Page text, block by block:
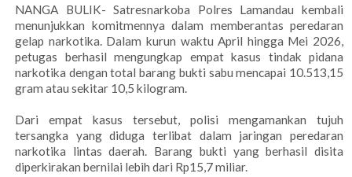
NANGA BULIK- Satresnarkoba Polres Lamandau kembali
menunjukkan komitmennya dalam memberantas peredaran
gelap narkotika. Dalam kurun waktu April hingga Mei 2026,
petugas berhasil mengungkap empat kasus tindak pidana
narkotika dengan total barang bukti sabu mencapai 10.513,15
gram atau sekitar 10,5 kilogram.
Dari empat kasus tersebut, polisi mengamankan tujuh
tersangka yang diduga terlibat dalam jaringan peredaran
narkotika lintas daerah. Barang bukti yang berhasil disita
diperkirakan bernilai lebih dari Rp15,7 miliar.